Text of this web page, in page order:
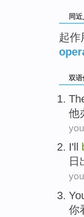
同近
起作
双语
T
他
I'll
日
你